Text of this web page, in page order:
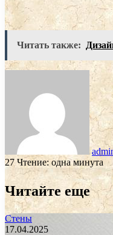
Читать также:
27 Чтение: одна минута
Читайте еще
Стены
17.04.2025